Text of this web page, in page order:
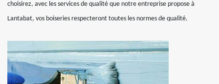
choisirez, avec les services de qualité que notre entreprise propose à
Lantabat, vos boiseries respecteront toutes les normes de qualité.